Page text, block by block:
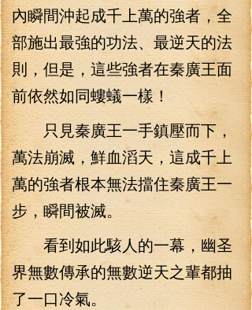
內瞬間沖起成千上萬的強者，全
部施出最強的功法、最逆天的法
則，但是，這些強者在秦廣王面
前依然如同螻蟻一樣！
只見秦廣王一手鎮壓而下，
萬法崩滅，鮮血滔天，這成千上
萬的強者根本無法擋住秦廣王一
步，瞬間被滅。
看到如此駭人的一幕，幽圣
界無數傳承的無數逆天之輩都抽
了一口冷氣。